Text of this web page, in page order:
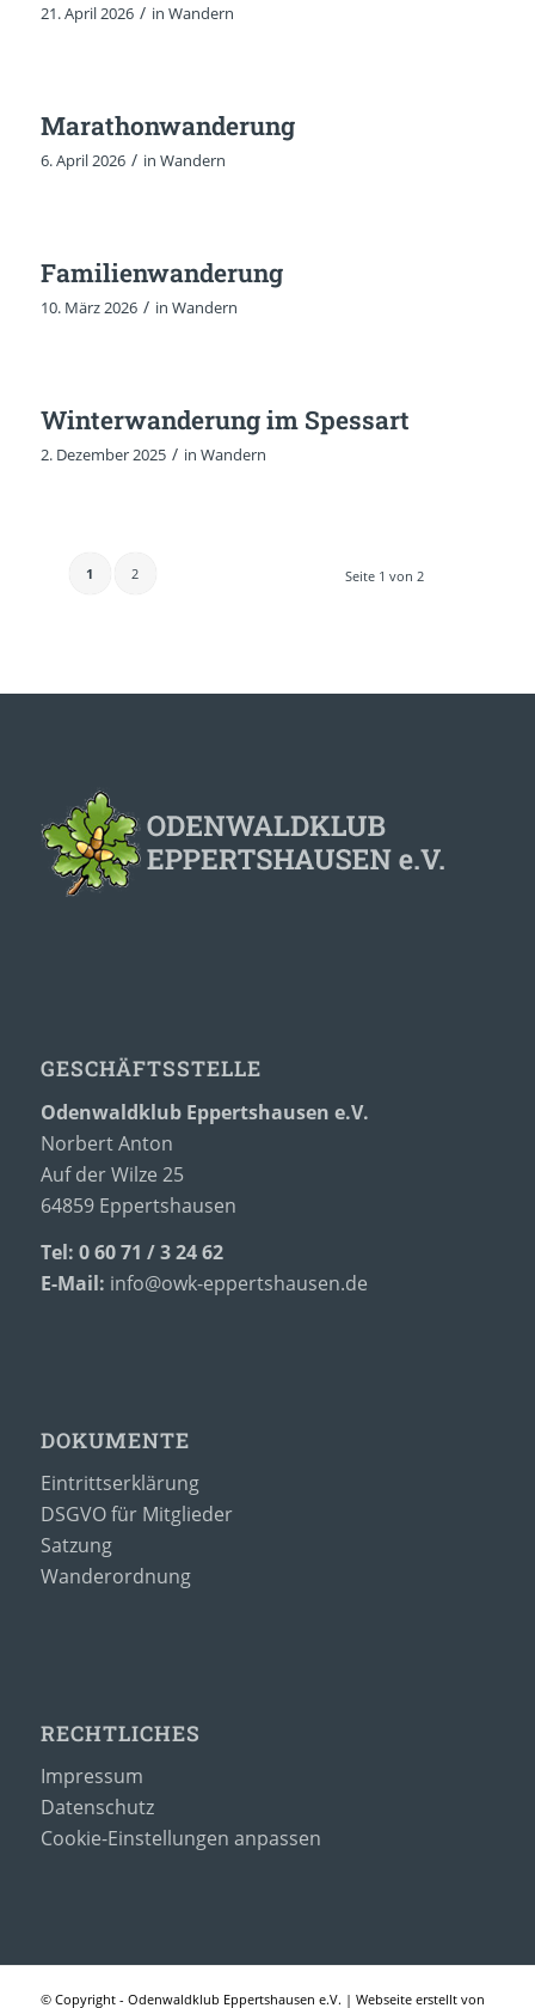
21. April 2026 / in Wandern
Marathonwanderung
6. April 2026 / in Wandern
Familienwanderung
10. März 2026 / in Wandern
Winterwanderung im Spessart
2. Dezember 2025 / in Wandern
Seite 1 von 2
1 2
GESCHÄFTSSTELLE
Odenwaldklub Eppertshausen e.V.
Norbert Anton
Auf der Wilze 25
64859 Eppertshausen
Tel: 0 60 71 / 3 24 62
E-Mail: info@owk-eppertshausen.de
DOKUMENTE
Eintrittserklärung
DSGVO für Mitglieder
Satzung
Wanderordnung
RECHTLICHES
Impressum
Datenschutz
Cookie-Einstellungen anpassen
© Copyright - Odenwaldklub Eppertshausen e.V. | Webseite erstellt von